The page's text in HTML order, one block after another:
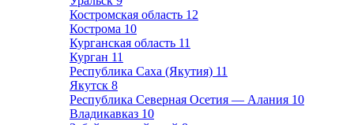
Костромская область 12
Кострома 10
Курганская область 11
Курган 11
Республика Саха (Якутия) 11
Якутск 8
Республика Северная Осетия — Алания 10
Владикавказ 10